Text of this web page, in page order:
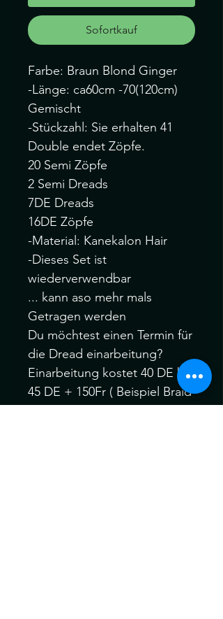
Sofortkauf
Farbe: Braun Blond Ginger
-Länge: ca60cm -70(120cm)
Gemischt
-Stückzahl: Sie erhalten 41
Double endet Zöpfe.
20 Semi Zöpfe
2 Semi Dreads
7DE Dreads
16DE Zöpfe
-Material: Kanekalon Hair
-Dieses Set ist
wiederverwendbar
... kann aso mehr mals
Getragen werden
Du möchtest einen Termin für
die Dread einarbeitung?
Einarbeitung kostet 40 DE bis
45 DE + 150Fr ( Beispiel Braid